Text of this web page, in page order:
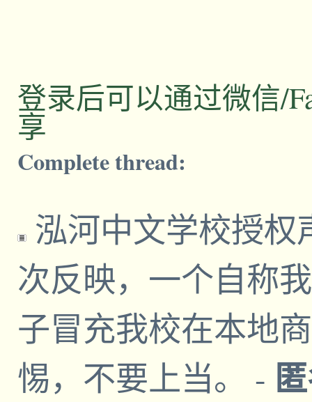
登录后可以通过微信/
享
Complete thread:
泓河中文学校授
次反映，一个自称
子冒充我校在本地
惕，不要上当。 -